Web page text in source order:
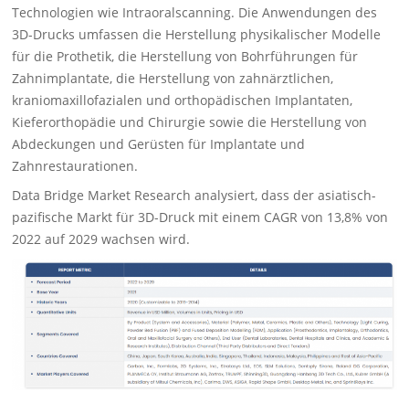
Technologien wie Intraoralscanning. Die Anwendungen des
3D-Drucks umfassen die Herstellung physikalischer Modelle
für die Prothetik, die Herstellung von Bohrführungen für
Zahnimplantate, die Herstellung von zahnärztlichen,
kraniomaxillofazialen und orthopädischen Implantaten,
Kieferorthopädie und Chirurgie sowie die Herstellung von
Abdeckungen und Gerüsten für Implantate und
Zahnrestaurationen.
Data Bridge Market Research analysiert, dass der asiatisch-
pazifische Markt für 3D-Druck mit einem CAGR von 13,8% von
2022 auf 2029 wachsen wird.